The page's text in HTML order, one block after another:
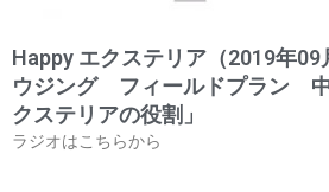
Happy エクステリア（2019年
ウジング フィールドプラン
クステリアの役割」
ラジオはこちらから